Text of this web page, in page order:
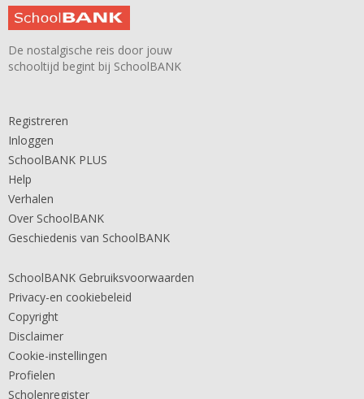
De nostalgische reis door jouw
schooltijd begint bij SchoolBANK
Registreren
Inloggen
SchoolBANK PLUS
Help
Verhalen
Over SchoolBANK
Geschiedenis van SchoolBANK
SchoolBANK Gebruiksvoorwaarden
Privacy-en cookiebeleid
Copyright
Disclaimer
Cookie-instellingen
Profielen
Scholenregister